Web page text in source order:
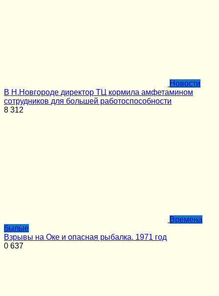
Новости
В Н.Новгороде директор ТЦ кормила амфетамином
сотрудников для большей работоспособности
8 312
Времена
былые
Взрывы на Оке и опасная рыбалка. 1971 год
0 637